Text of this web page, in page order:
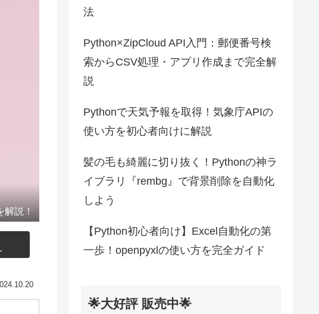
説！
法
Python×ZipCloud API入門：郵便番号検
索からCSV処理・アプリ作成まで完全解
説
Pythonで天気予報を取得！気象庁APIの
使い方を初心者向けに解説
髪の毛も綺麗に切り抜く！Pythonの神ラ
イブラリ『rembg』で背景削除を自動化
しよう
【Python初心者向け】Excel自動化の第
一歩！openpyxlの使い方を完全ガイド
🌟大好評 販売中🌟